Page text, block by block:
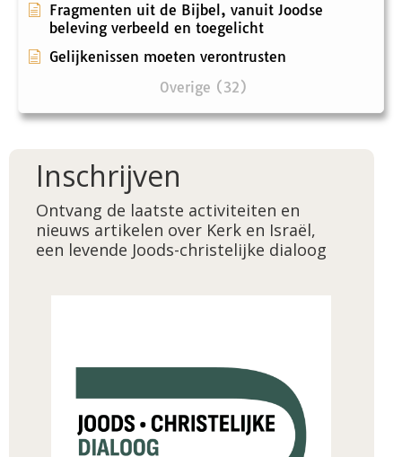
Fragmenten uit de Bijbel, vanuit Joodse
beleving verbeeld en toegelicht
Gelijkenissen moeten verontrusten
Overige (32)
Inschrijven
Ontvang de laatste activiteiten en
nieuws artikelen over Kerk en Israël,
een levende Joods-christelijke dialoog